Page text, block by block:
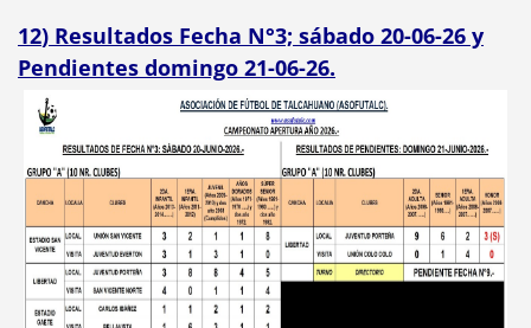
12) Resultados Fecha N°3; sábado 20-06-26 y
Pendientes domingo 21-06-26.